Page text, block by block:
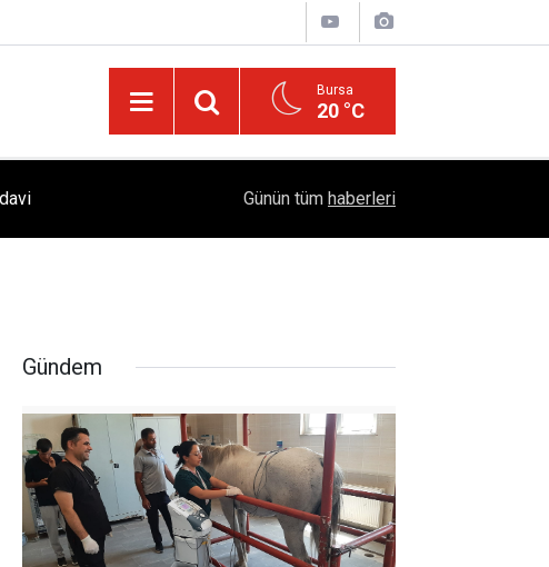
Bursa
20 °C
"PROJE: 0011" Adımı
Günün tüm haberleri
Gündem